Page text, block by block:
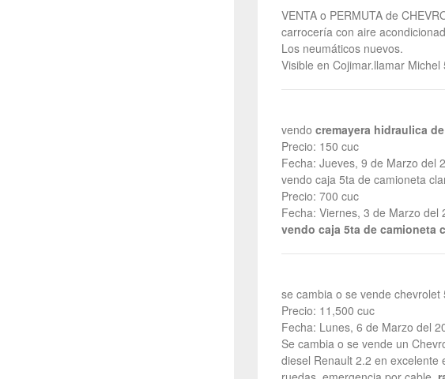
VENTA o PERMUTA de
carrocería con aire
Los neumáticos nuevos.
Visible en Cojimar.llamar Michel
vendo cremayera hidraulica
Precio: 150 cuc
Fecha: Jueves, 9 de Marzo del
vendo caja 5ta de camioneta
Precio: 700 cuc
Fecha: Viernes, 3 de Marzo del
vendo caja 5ta de camioneta
se cambia o se vende chevrolet
Precio: 11,500 cuc
Fecha: Lunes, 6 de Marzo del
Se cambia o se vende un
diesel Renault 2.2 en